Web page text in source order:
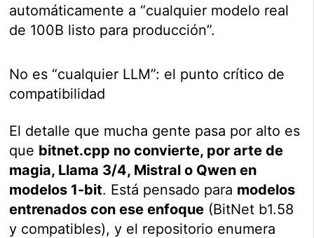
automáticamente a “cualquier modelo real
de 100B listo para producción”.
No es “cualquier LLM”: el punto crítico de
compatibilidad
El detalle que mucha gente pasa por alto es
que bitnet.cpp no convierte, por arte de
magia, Llama 3/4, Mistral o Qwen en
modelos 1-bit. Está pensado para modelos
entrenados con ese enfoque (BitNet b1.58
y compatibles), y el repositorio enumera